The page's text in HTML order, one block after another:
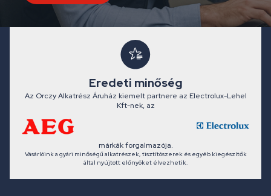
Eredeti minőség
Az Orczy Alkatrész Áruház kiemelt partnere az Electrolux-Lehel
Kft-nek, az
márkák forgalmazója.
Vásárlóink a gyári minőségű alkatrészek, tisztítószerek és egyéb kiegészítők
által nyújtott előnyöket élvezhetik.